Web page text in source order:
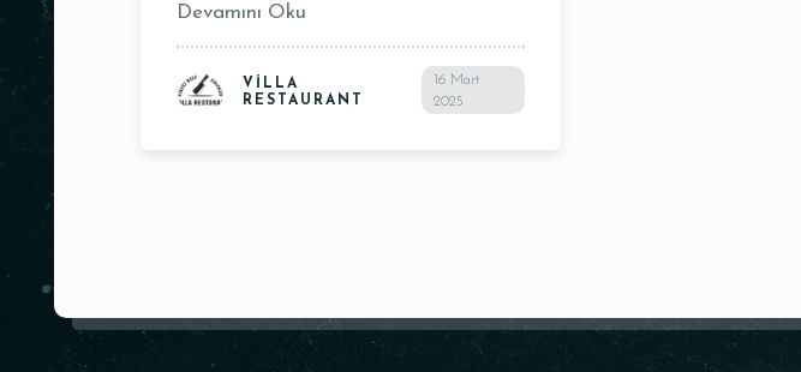
Devamını Oku
VILLA
RESTAURANT
16 Mart
2025